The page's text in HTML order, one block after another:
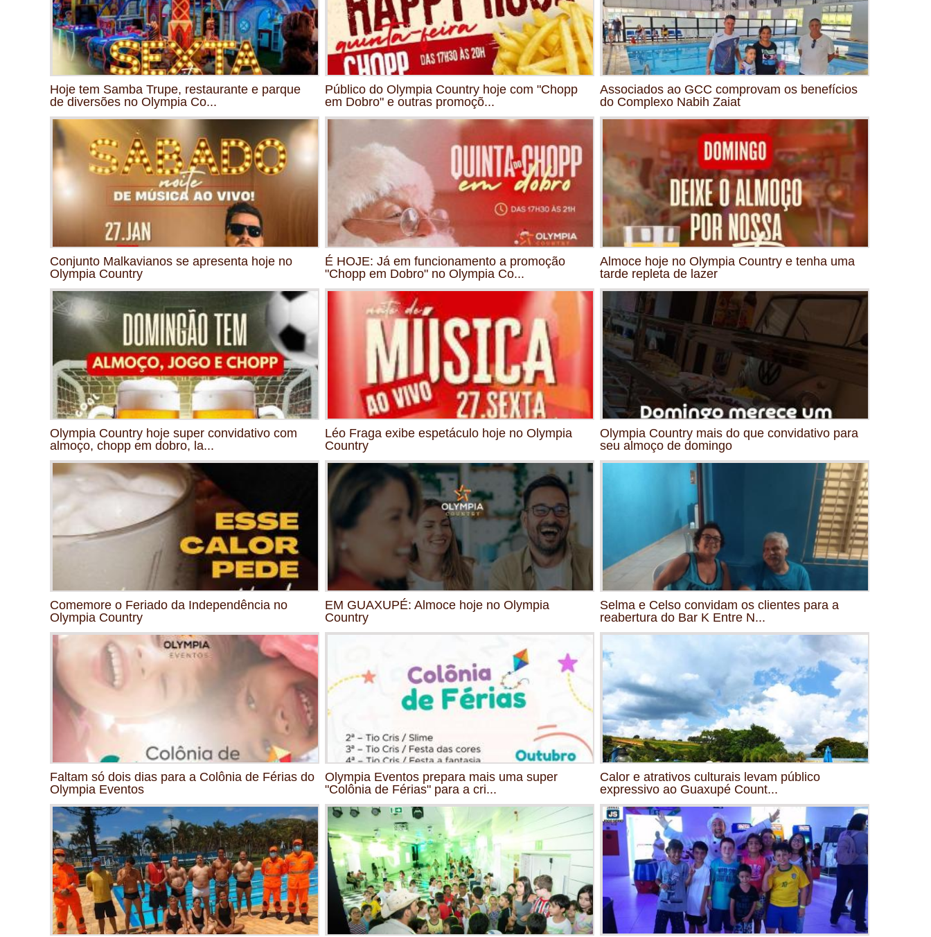
Hoje tem Samba Trupe, restaurante e parque
de diversões no Olympia Co...
Público do Olympia Country hoje com "Chopp
em Dobro" e outras promoçõ...
Associados ao GCC comprovam os benefícios
do Complexo Nabih Zaiat
Conjunto Malkavianos se apresenta hoje no
Olympia Country
É HOJE: Já em funcionamento a promoção
"Chopp em Dobro" no Olympia Co...
Almoce hoje no Olympia Country e tenha uma
tarde repleta de lazer
Olympia Country hoje super convidativo com
almoço, chopp em dobro, la...
Léo Fraga exibe espetáculo hoje no Olympia
Country
Olympia Country mais do que convidativo para
seu almoço de domingo
Comemore o Feriado da Independência no
Olympia Country
EM GUAXUPÉ: Almoce hoje no Olympia
Country
Selma e Celso convidam os clientes para a
reabertura do Bar K Entre N...
Faltam só dois dias para a Colônia de Férias do
Olympia Eventos
Olympia Eventos prepara mais uma super
"Colônia de Férias" para a cri...
Calor e atrativos culturais levam público
expressivo ao Guaxupé Count...